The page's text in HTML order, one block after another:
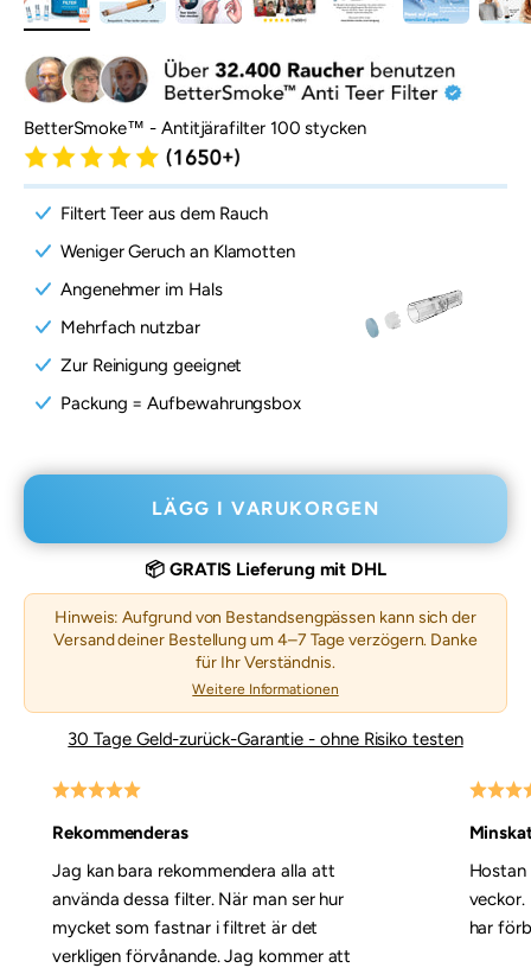
BetterSmoke™ - Antitjärafilter 100 stycken
Filtert Teer aus dem Rauch
Weniger Geruch an Klamotten
Angenehmer im Hals
Mehrfach nutzbar
Zur Reinigung geeignet
Packung = Aufbewahrungsbox
LÄGG I VARUKORGEN
📦 GRATIS Lieferung mit DHL
Hinweis: Aufgrund von Bestandsengpässen kann sich der
Versand deiner Bestellung um 4–7 Tage verzögern. Danke
für Ihr Verständnis.
Weitere Informationen
30 Tage Geld-zurück-Garantie - ohne Risiko testen
Rekommenderas
Jag kan bara rekommendera alla att
använda dessa filter. När man ser hur
mycket som fastnar i filtret är det
verkligen förvånande. Jag kommer att
veckor.
har